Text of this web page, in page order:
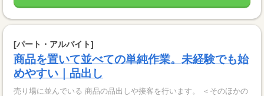
[パート・アルバイト]
商品を置いて並べての単純作業。未経験でも始
めやすい｜品出し
売り場に並んでいる 商品の品出しや接客を行います。 ＜そのほかの